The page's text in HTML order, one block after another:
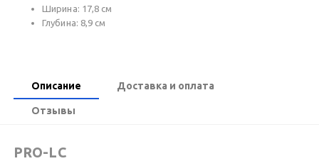
Ширина: 17,8 см
Глубина: 8,9 см
Описание Доставка и оплата
Отзывы
PRO-LC